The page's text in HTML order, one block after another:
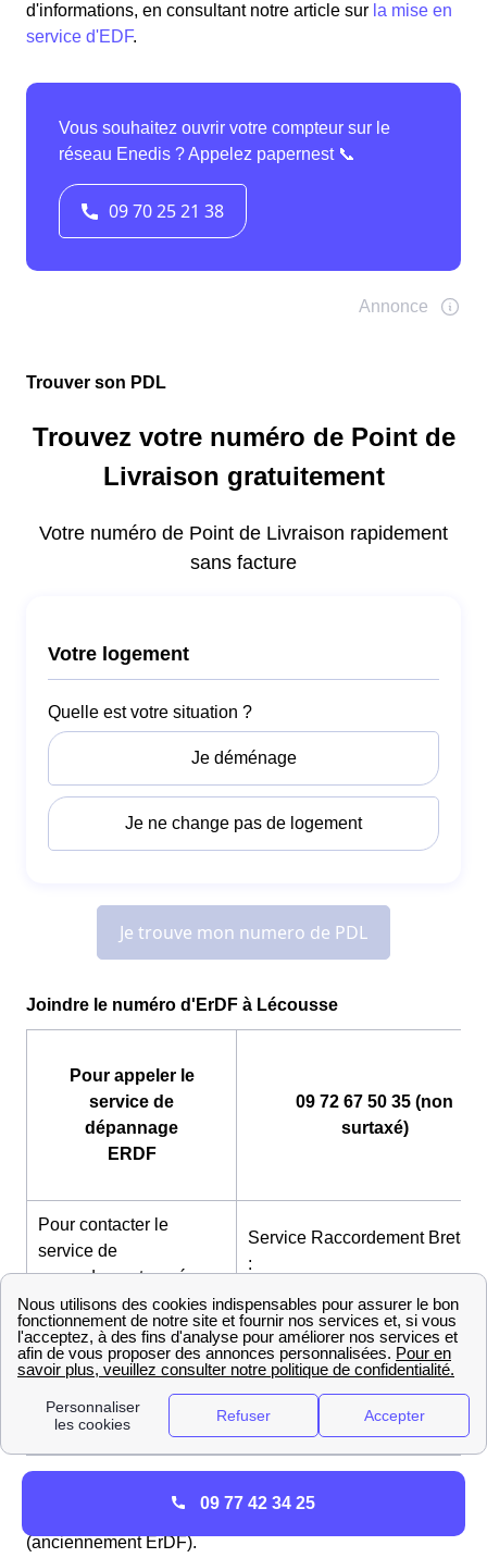
d'informations, en consultant notre article sur la mise en
service d'EDF.
Trouver son PDL
Joindre le numéro d'ErDF à Lécousse
Pour appeler le
service de
dépannage
ERDF
09 72 67 50 35 (non
surtaxé)
Pour contacter le
service de
raccordement au réseau
ERDF Particuliers
Service Raccordement
:
Pour contacter le
service de
raccordement au réseau
ERDF Professionnels
Service Raccordement
:
http://www.enedis.fr/
(anciennement ErDF).
09 77 42 34 25